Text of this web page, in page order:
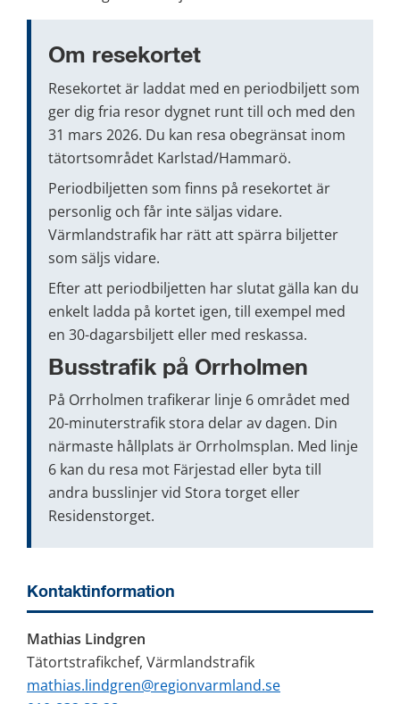
Om resekortet
Resekortet är laddat med en periodbiljett som
ger dig fria resor dygnet runt till och med den
31 mars 2026. Du kan resa obegränsat inom
tätortsområdet Karlstad/Hammarö.
Periodbiljetten som finns på resekortet är
personlig och får inte säljas vidare.
Värmlandstrafik har rätt att spärra biljetter
som säljs vidare.
Efter att periodbiljetten har slutat gälla kan du
enkelt ladda på kortet igen, till exempel med
en 30-dagarsbiljett eller med reskassa.
Busstrafik på Orrholmen
På Orrholmen trafikerar linje 6 området med
20-minuterstrafik stora delar av dagen. Din
närmaste hållplats är Orrholmsplan. Med linje
6 kan du resa mot Färjestad eller byta till
andra busslinjer vid Stora torget eller
Residenstorget.
Kontaktinformation
Mathias Lindgren
Tätortstrafikchef, Värmlandstrafik
mathias.lindgren@regionvarmland.se